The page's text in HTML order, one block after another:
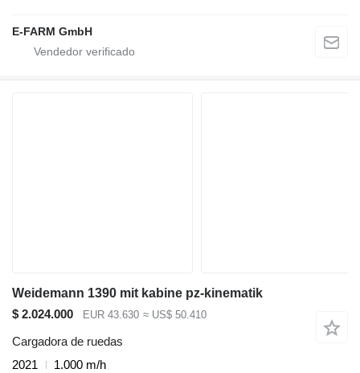
E-FARM GmbH
Weidemann 1390 mit kabine pz-kinematik
$ 2.024.000
EUR 43.630 ≈ US$ 50.410
Cargadora de ruedas
2021
1.000 m/h